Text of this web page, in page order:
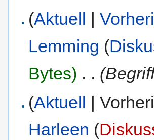
(Aktuell |
Lemming (
Bytes) . .
(Aktuell |
Harleen (